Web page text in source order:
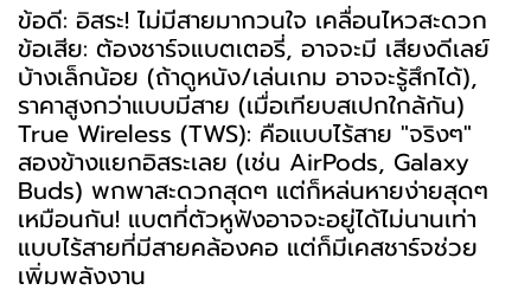
ข้อดี: อิสระ! ไม่มีสายมากวนใจ เคลื่อนไหวสะดวก
ข้อเสีย: ต้องชาร์จแบตเตอรี่, อาจจะมี เสียงดีเลย์
บ้างเล็กน้อย (ถ้าดูหนัง/เล่นเกม อาจจะรู้สึกได้),
ราคาสูงกว่าแบบมีสาย (เมื่อเทียบสเปกใกล้กัน)
True Wireless (TWS): คือแบบไร้สาย "จริงๆ"
สองข้างแยกอิสระเลย (เช่น AirPods, Galaxy
Buds) พกพาสะดวกสุดๆ แต่ก็หล่นหายง่ายสุดๆ
เหมือนกัน! แบตที่ตัวหูฟังอาจจะอยู่ได้ไม่นานเท่า
แบบไร้สายที่มีสายคล้องคอ แต่ก็มีเคสชาร์จช่วย
เพิ่มพลังงาน